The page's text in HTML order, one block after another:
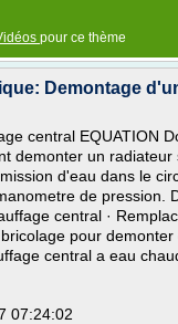
pour ce thème
Demontage
central EQUATION
demonter un radiateur
d'eau dans le
de pression.
central ·
pour
central a eau
07:24:02